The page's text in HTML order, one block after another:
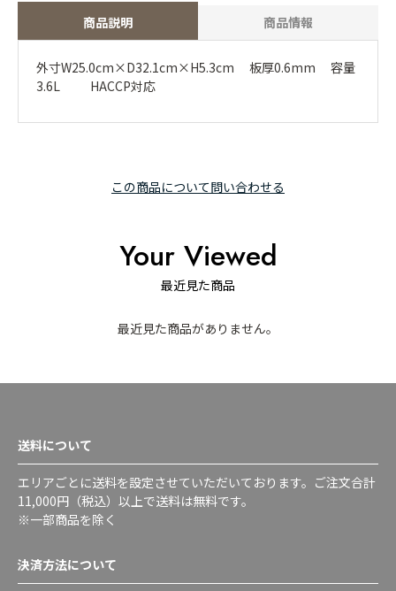
商品説明 商品情報
外寸W25.0cm×D32.1cm×H5.3cm 板厚0.6mm 容量
3.6L HACCP対応
この商品について問い合わせる
Your Viewed
最近見た商品
最近見た商品がありません。
送料について
エリアごとに送料を設定させていただいております。ご注文合計
11,000円（税込）以上で送料は無料です。
※一部商品を除く
決済方法について